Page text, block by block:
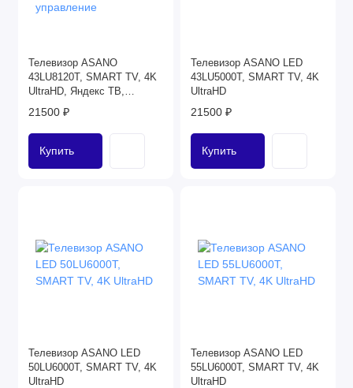
Телевизор ASANO
43LU8120T, SMART TV, 4K
UltraHD, Яндекс ТВ,
Голосовое управление
21500 ₽
Купить
Телевизор ASANO LED
43LU5000T, SMART TV, 4K
UltraHD
21500 ₽
Купить
Телевизор ASANO LED
50LU6000T, SMART TV, 4K
UltraHD
Телевизор ASANO LED
55LU6000T, SMART TV, 4K
UltraHD